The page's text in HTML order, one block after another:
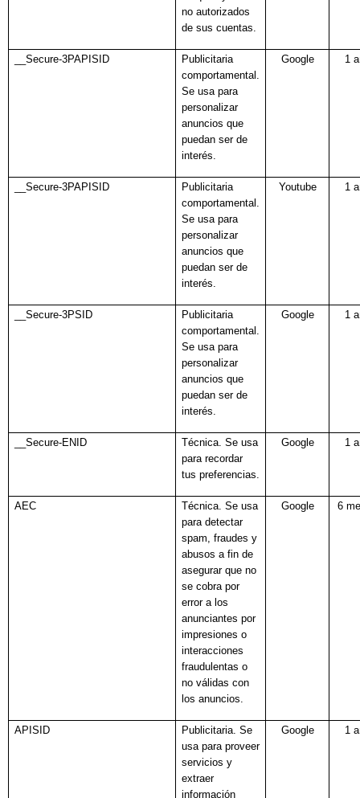
no autorizados
de sus cuentas.
__Secure-3PAPISID
Publicitaria
comportamental.
Se usa para
personalizar
anuncios que
puedan ser de
interés.
Google 1
__Secure-3PAPISID
Publicitaria
comportamental.
Se usa para
personalizar
anuncios que
puedan ser de
interés.
Youtube 1
__Secure-3PSID
Publicitaria
comportamental.
Se usa para
personalizar
anuncios que
puedan ser de
interés.
Google 1
__Secure-ENID
Técnica. Se usa
para recordar
tus preferencias.
Google 1
AEC
Técnica. Se usa
para detectar
spam, fraudes y
abusos a fin de
asegurar que no
se cobra por
error a los
anunciantes por
impresiones o
interacciones
fraudulentas o
no válidas con
los anuncios.
Google 6
APISID
Publicitaria. Se
usa para proveer
servicios y
extraer
información
Google 1